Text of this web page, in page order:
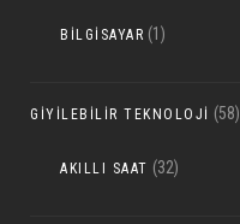
BILGISAYAR (1)
GIYILEBILIR TEKNOLOJI (58)
AKILLI SAAT (32)